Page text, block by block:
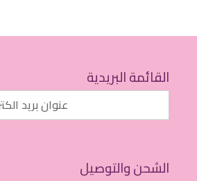
القائمة البريدية
الشحن والتوصيل